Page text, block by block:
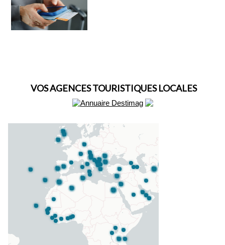
VOS AGENCES TOURISTIQUES LOCALES